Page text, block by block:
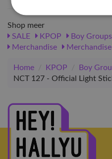
Shop meer
SALE
KPOP Boy Groups
Merchandise
Merchandise
Home / KPOP / Boy
NCT 127 - Official Light